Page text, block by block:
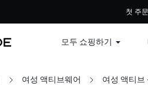
첫 주
모두 쇼핑하기
여성 액티브웨어 여성 액티브